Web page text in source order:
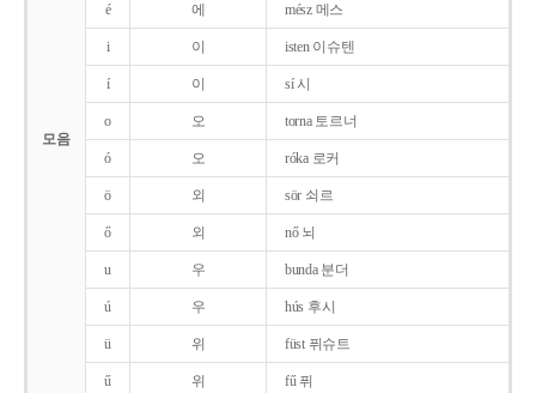
모음
é 에 mész 메스
i 이 isten 이슈텐
í 이 sí 시
o 오 torna 토르너
ó 오 róka 로커
ö 외 sör 쇠르
ő 외 nő 뇌
u 우 bunda 분더
ú 우 hús 후시
ü 위 füst 퓌슈트
ű 위 fű 퓌